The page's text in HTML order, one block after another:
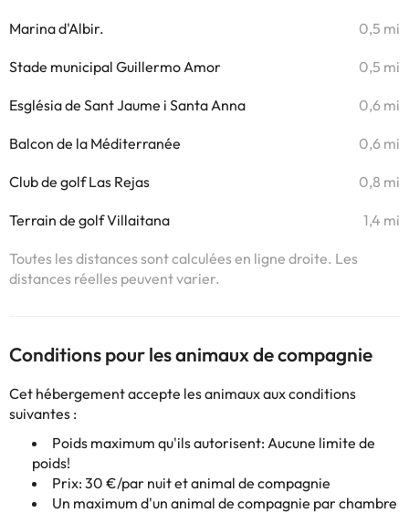
Marina d'Albir. 0,5 mi
Stade municipal Guillermo Amor 0,5 mi
Església de Sant Jaume i Santa Anna 0,6 mi
Balcon de la Méditerranée 0,6 mi
Club de golf Las Rejas 0,8 mi
Terrain de golf Villaitana 1,4 mi
Toutes les distances sont calculées en ligne droite. Les
distances réelles peuvent varier.
Conditions pour les animaux de compagnie
Cet hébergement accepte les animaux aux conditions
suivantes :
Poids maximum qu'ils autorisent: Aucune limite de
poids!
Prix: 30 €/par nuit et animal de compagnie
Un maximum d'un animal de compagnie par chambre